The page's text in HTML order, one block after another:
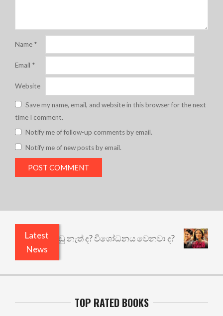
Name *
Email *
Website
Save my name, email, and website in this browser for the next
time I comment.
Notify me of follow-up comments by email.
Notify me of new posts by email.
Latest
News
ඇතුළෙයි කුඩු නැත් ද? විශෝධනය වෙනවා ද?
TOP RATED BOOKS